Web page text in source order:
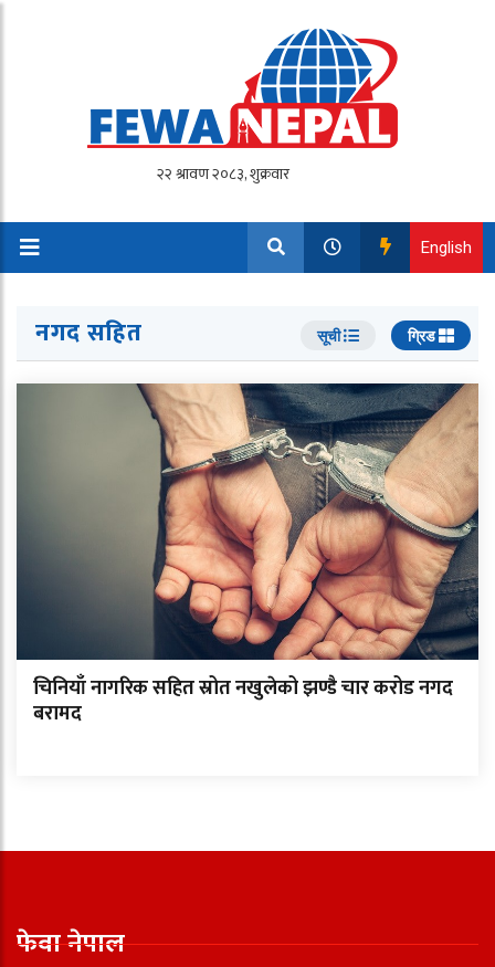
English
नगद सहित सूची ग्रिड
चिनियाँ नागरिक सहित स्रोत नखुलेको झण्डै चार करोड नगद
बरामद
फेवा नेपाल